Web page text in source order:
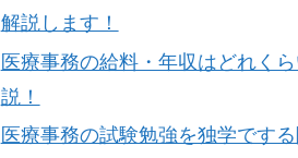
解説します！
医療事務の給料・年収はどれく
説！
医療事務の試験勉強を独学です